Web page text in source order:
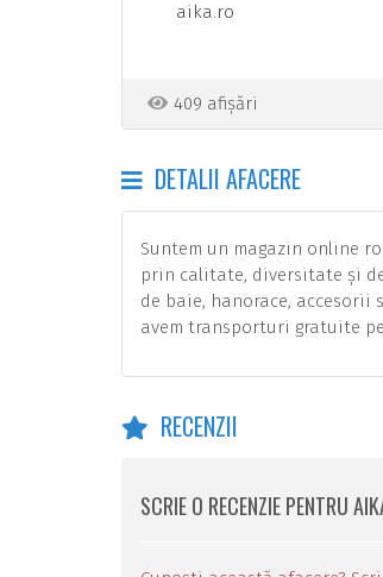
aika.ro
409 afișări
DETALII AFACERE
Suntem un magazin online
prin calitate, diversitate și
de baie, hanorace, accesorii
avem transporturi gratuite
RECENZII
SCRIE O RECENZIE PENTRU